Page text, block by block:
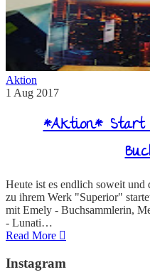
Aktion
1 Aug 2017
*Aktion* Start
Heute ist es endlich soweit
zu ihrem Werk "Superior"
mit Emely - Buchsammlerin,
- Lunati…
Read More
Instagram